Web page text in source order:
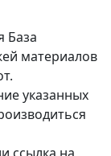
База
материалов
указанных